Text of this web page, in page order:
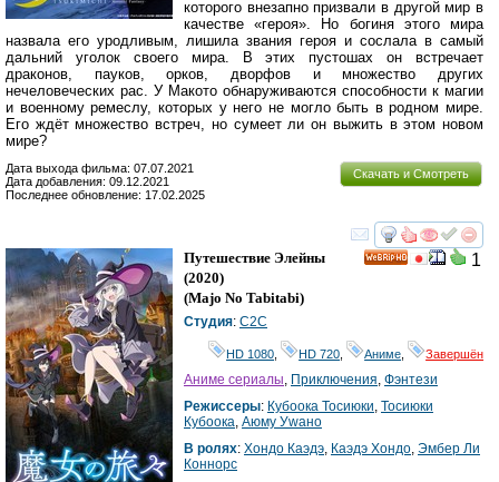
которого внезапно призвали в другой мир в
качестве «героя». Но богиня этого мира
назвала его уродливым, лишила звания героя и сослала в самый
дальний уголок своего мира. В этих пустошах он встречает
драконов, пауков, орков, дворфов и множество других
нечеловеческих рас. У Макото обнаруживаются способности к магии
и военному ремеслу, которых у него не могло быть в родном мире.
Его ждёт множество встреч, но сумеет ли он выжить в этом новом
мире?
Скачать и Смотреть
Дата выхода фильма: 07.07.2021
Дата добавления: 09.12.2021
Последнее обновление: 17.02.2025
смотреть
1
Путешествие Элейны
(2020)
(Majo No Tabitabi)
Студия: C2C
HD 1080 HD 720 Аниме Завершён
Аниме сериалы, Приключения, Фэнтези
Режиссеры: Кубоока Тосиюки, Тосиюки
Кубоока, Аюму Уwано
В ролях: Хондо Каэдэ, Каэдэ Хондо, Эмбер Ли
Коннорс